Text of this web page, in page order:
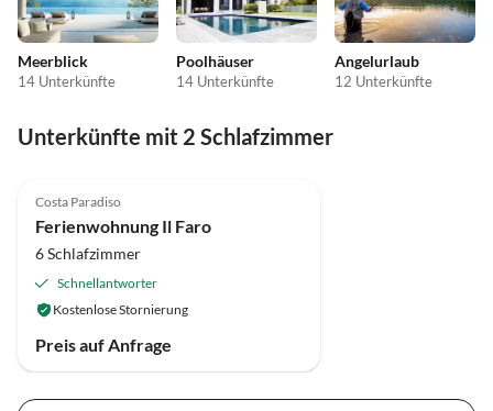
Meerblick
14 Unterkünfte
Poolhäuser
14 Unterkünfte
Angelurlaub
12 Unterkünfte
Unterkünfte mit 2 Schlafzimmer
Costa Paradiso
Ferienwohnung Il Faro
6 Schlafzimmer
Schnellantworter
Kostenlose Stornierung
Preis auf Anfrage